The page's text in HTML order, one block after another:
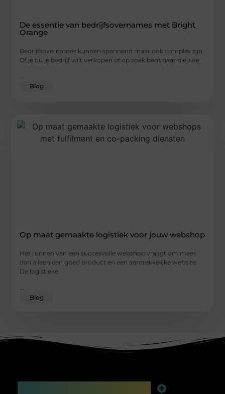
De essentie van bedrijfsovernames met Bright
Orange
Bedrijfsovernames kunnen spannend maar ook complex zijn.
Of je nu je bedrijf wilt verkopen of op zoek bent naar nieuwe
...
Blog
Op maat gemaakte logistiek voor jouw webshop
Het runnen van een succesvolle webshop vraagt om meer
dan alleen een goed product en een aantrekkelijke website.
De logistieke
...
Blog